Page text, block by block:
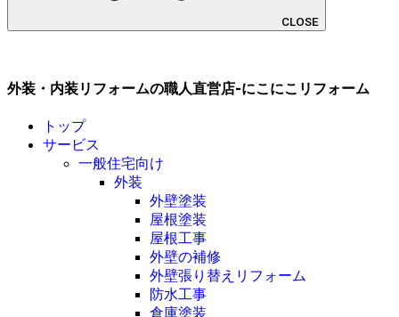
CLOSE
外装・内装リフォームの職人直営店-にこにこリフォーム
トップ
サービス
一般住宅向け
外装
外壁塗装
屋根塗装
屋根工事
外壁の補修
外壁張り替えリフォーム
防水工事
倉庫塗装